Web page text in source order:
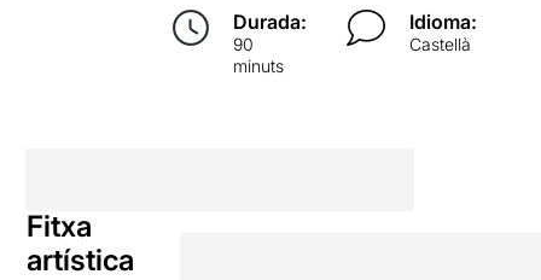
Durada:
90
minuts
Idioma:
Castellà
Fitxa
artística